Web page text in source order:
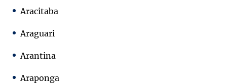
Aracitaba
Araguari
Arantina
Araponga